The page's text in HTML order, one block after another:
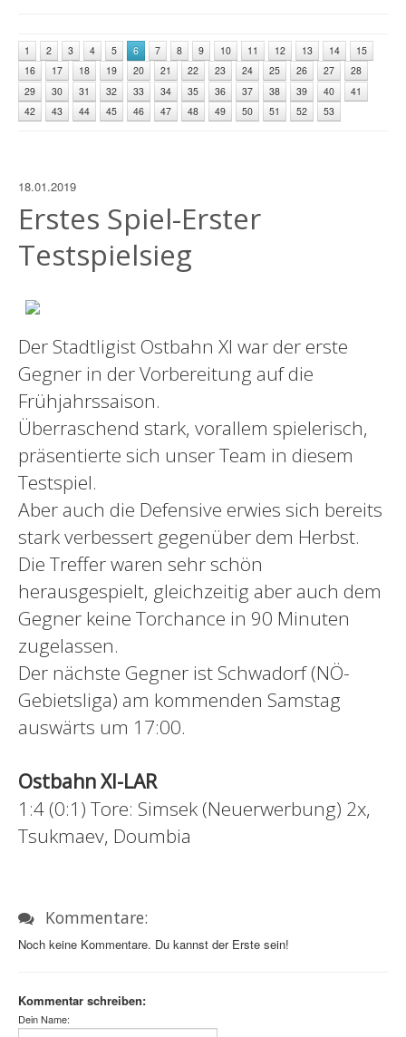
1 2 3 4 5 6 7 8 9 10 11 12 13 14
15
16
17 18 19 20 21 22 23 24 25 26 27
28
29
30 31 32 33 34 35 36 37 38 39 40
41
42
43 44 45 46 47 48 49 50 51 52 53
18.01.2019
Erstes Spiel-Erster
Testspielsieg
Der Stadtligist Ostbahn XI war der erste
Gegner in der Vorbereitung auf die
Frühjahrssaison.
Überraschend stark, vorallem spielerisch,
präsentierte sich unser Team in diesem
Testspiel.
Aber auch die Defensive erwies sich bereits
stark verbessert gegenüber dem Herbst.
Die Treffer waren sehr schön
herausgespielt, gleichzeitig aber auch dem
Gegner keine Torchance in 90 Minuten
zugelassen.
Der nächste Gegner ist Schwadorf (NÖ-
Gebietsliga) am kommenden Samstag
auswärts um 17:00.
Ostbahn XI-LAR
1:4 (0:1) Tore: Simsek (Neuerwerbung) 2x,
Tsukmaev, Doumbia
Kommentare:
Noch keine Kommentare. Du kannst der Erste sein!
Kommentar schreiben:
Dein Name: